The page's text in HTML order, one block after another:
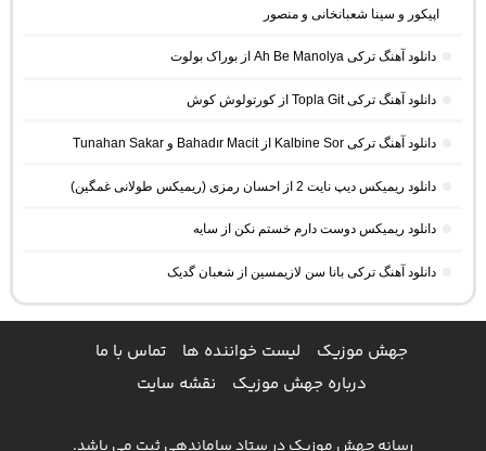
اپیکور و سینا شعبانخانی و منصور
دانلود آهنگ ترکی Ah Be Manolya از بوراک بولوت
دانلود آهنگ ترکی Topla Git از کورتولوش کوش
دانلود آهنگ ترکی Kalbine Sor از Bahadır Macit و Tunahan Sakar
دانلود ریمیکس دیپ نایت 2 از احسان رمزی (ریمیکس طولانی غمگین)
دانلود ریمیکس دوست دارم خستم نکن از سایه
دانلود آهنگ ترکی بانا سن لازیمسین از شعبان گدیک
جهش موزیک لیست خواننده ها
تماس با ما
درباره جهش موزیک
نقشه سایت